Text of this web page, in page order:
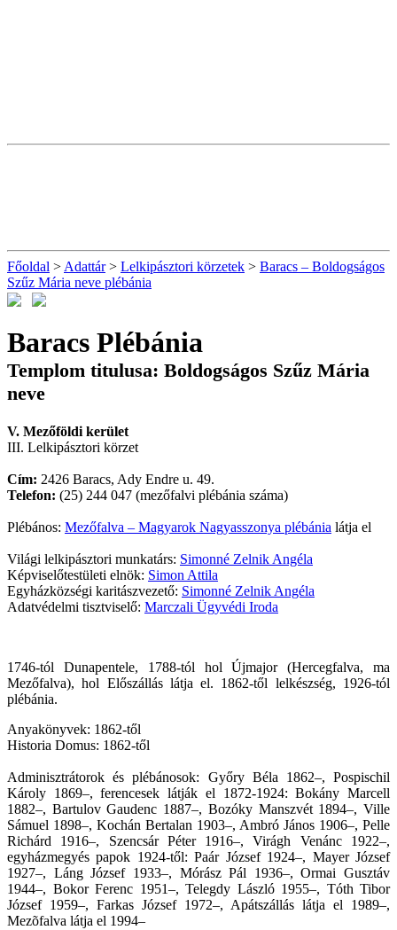
Főoldal > Adattár> Lelkipásztori körzetek > Baracs – Boldogságos
Szűz Mária neve plébánia
Baracs Plébánia
Templom titulusa: Boldogságos Szűz Mária
neve
V. Mezőföldi kerület
III. Lelkipásztori körzet
Cím: 2426 Baracs, Ady Endre u. 49.
Telefon: (25) 244 047 (mezőfalvi plébánia száma)
Plébános: Mezőfalva – Magyarok Nagyasszonya plébánia látja el
Világi lelkipásztori munkatárs: Simonné Zelnik Angéla
Képviselőtestületi elnök: Simon Attila
Egyházközségi karitászvezető: Simonné Zelnik Angéla
Adatvédelmi tisztviselő: Marczali Ügyvédi Iroda
1746-tól Dunapentele, 1788-tól hol Újmajor (Hercegfalva, ma
Mezőfalva), hol Előszállás látja el. 1862-től lelkészség, 1926-tól
plébánia.
Anyakönyvek: 1862-től
Historia Domus: 1862-től
Adminisztrátorok és plébánosok: Győry Béla 1862–, Pospischil
Károly 1869–, ferencesek látják el 1872-1924: Bokány Marcell
1882–, Bartulov Gaudenc 1887–, Bozóky Manszvét 1894–, Ville
Sámuel 1898–, Kochán Bertalan 1903–, Ambró János 1906–, Pelle
Richárd 1916–, Szencsár Péter 1916–, Virágh Venánc 1922–,
egyházmegyés papok 1924-től: Paár József 1924–, Mayer József
1927–, Láng József 1933–, Mórász Pál 1936–, Ormai Gusztáv
1944–, Bokor Ferenc 1951–, Telegdy László 1955–, Tóth Tibor
József 1959–, Farkas József 1972–, Apátszállás látja el 1989–,
Mezõfalva látja el 1994–